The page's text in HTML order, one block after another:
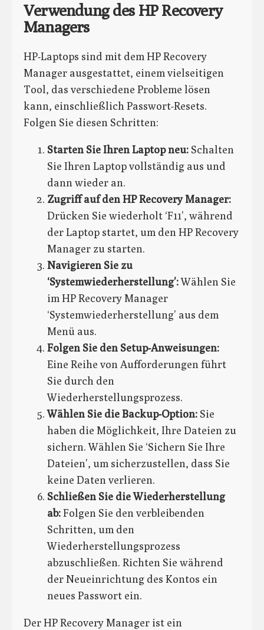
Verwendung des HP Recovery
Managers
HP-Laptops sind mit dem HP Recovery
Manager ausgestattet, einem vielseitigen
Tool, das verschiedene Probleme lösen
kann, einschließlich Passwort-Resets.
Folgen Sie diesen Schritten:
Starten Sie Ihren Laptop neu: Schalten
Sie Ihren Laptop vollständig aus und
dann wieder an.
Zugriff auf den HP Recovery Manager:
Drücken Sie wiederholt ‘F11’, während
der Laptop startet, um den HP Recovery
Manager zu starten.
Navigieren Sie zu
‘Systemwiederherstellung’:Wählen Sie
im HP Recovery Manager
‘Systemwiederherstellung’ aus dem
Menü aus.
Folgen Sie den Setup-Anweisungen:
Eine Reihe von Aufforderungen führt
Sie durch den
Wiederherstellungsprozess.
Wählen Sie die Backup-Option: Sie
haben die Möglichkeit, Ihre Dateien zu
sichern. Wählen Sie ‘Sichern Sie Ihre
Dateien’, um sicherzustellen, dass Sie
keine Daten verlieren.
Schließen Sie die Wiederherstellung
ab:Folgen Sie den verbleibenden
Schritten, um den
Wiederherstellungsprozess
abzuschließen. Richten Sie während
der Neueinrichtung des Kontos ein
neues Passwort ein.
Der HP Recovery Manager ist ein